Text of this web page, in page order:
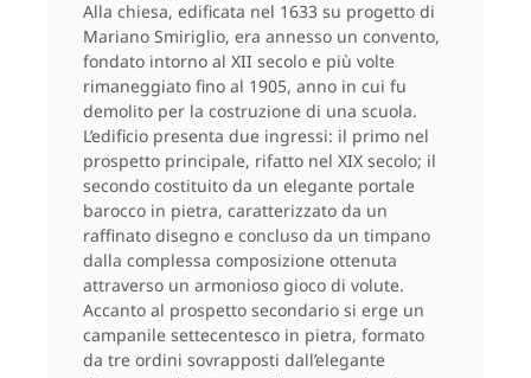
Alla chiesa, edificata nel 1633 su progetto di
Mariano Smiriglio, era annesso un convento,
fondato intorno al XII secolo e più volte
rimaneggiato fino al 1905, anno in cui fu
demolito per la costruzione di una scuola.
L’edificio presenta due ingressi: il primo nel
prospetto principale, rifatto nel XIX secolo; il
secondo costituito da un elegante portale
barocco in pietra, caratterizzato da un
raffinato disegno e concluso da un timpano
dalla complessa composizione ottenuta
attraverso un armonioso gioco di volute.
Accanto al prospetto secondario si erge un
campanile settecentesco in pietra, formato
da tre ordini sovrapposti dall’elegante